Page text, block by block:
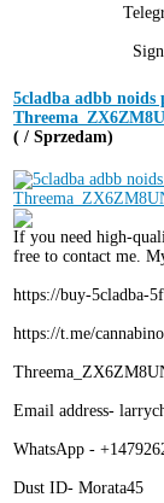
5cladba adbb
( / Sprzedam)
If you need high-
free to contact me.
https://buy-5cladba-
https://t.me/
Email address-
WhatsApp -
Dust ID- Morata45